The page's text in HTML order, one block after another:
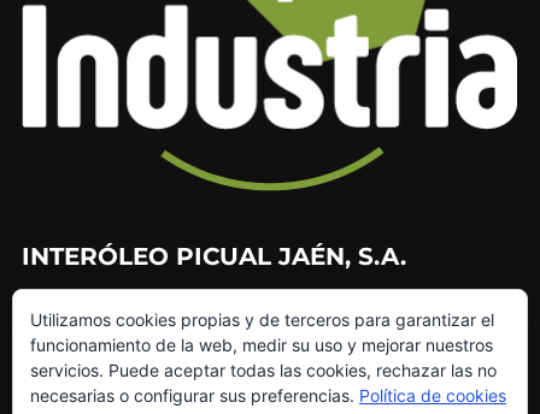
INTERÓLEO PICUAL JAÉN, S.A.
953 226 010
953 272 499
info@interoleo.com
canaldedenuncias@interoleo.com
Utilizamos cookies propias y de terceros para garantizar el
funcionamiento de la web, medir su uso y mejorar nuestros
servicios. Puede aceptar todas las cookies, rechazar las no
necesarias o configurar sus preferencias. Política de cookies